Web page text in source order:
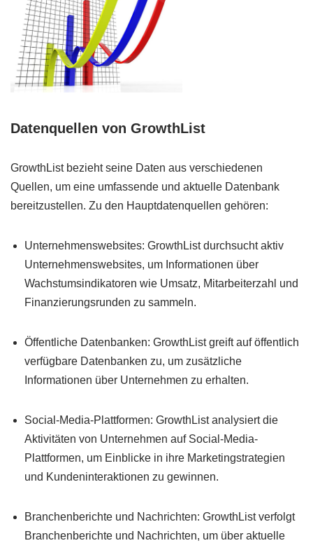
Datenquellen von GrowthList
GrowthList bezieht seine Daten aus verschiedenen
Quellen, um eine umfassende und aktuelle Datenbank
bereitzustellen. Zu den Hauptdatenquellen gehören:
Unternehmenswebsites: GrowthList durchsucht aktiv
Unternehmenswebsites, um Informationen über
Wachstumsindikatoren wie Umsatz, Mitarbeiterzahl und
Finanzierungsrunden zu sammeln.
Öffentliche Datenbanken: GrowthList greift auf öffentlich
verfügbare Datenbanken zu, um zusätzliche
Informationen über Unternehmen zu erhalten.
Social-Media-Plattformen: GrowthList analysiert die
Aktivitäten von Unternehmen auf Social-Media-
Plattformen, um Einblicke in ihre Marketingstrategien
und Kundeninteraktionen zu gewinnen.
Branchenberichte und Nachrichten: GrowthList verfolgt
Branchenberichte und Nachrichten, um über aktuelle